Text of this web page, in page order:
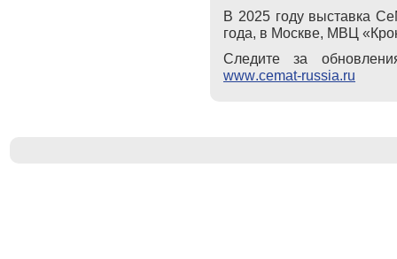
В 2025 году выставка
года, в Москве, МВЦ
Следите за
www.cemat-russia.ru